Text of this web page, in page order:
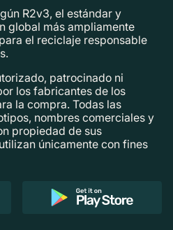
R2v3, el estándar y
global más ampliamente
el reciclaje responsable
patrocinado ni
los fabricantes de los
la compra. Todas las
nombres comerciales y
propiedad de sus
únicamente con fines